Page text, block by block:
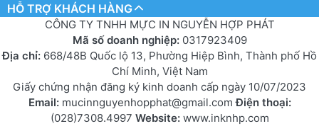
HỖ TRỢ KHÁCH HÀNG
CÔNG TY TNHH MỰC IN NGUYỄN HỢP PHÁT
Mã số doanh nghiệp: 0317923409
Địa chỉ: 668/48B Quốc lộ 13, Phường Hiệp Bình, Thành phố Hồ
Chí Minh, Việt Nam
Giấy chứng nhận đăng ký kinh doanh cấp ngày 10/07/2023
Email: mucinnguyenhopphat@gmail.comĐiện thoại:
(028)7308.4997 Website: www.inknhp.com